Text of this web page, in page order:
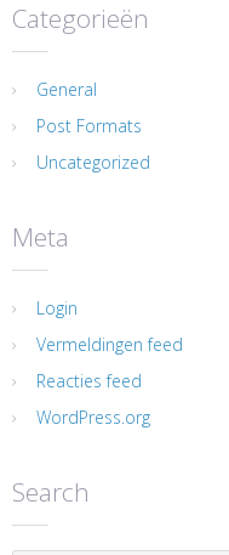
Categorieën
General
Post Formats
Uncategorized
Meta
Login
Vermeldingen feed
Reacties feed
WordPress.org
Search